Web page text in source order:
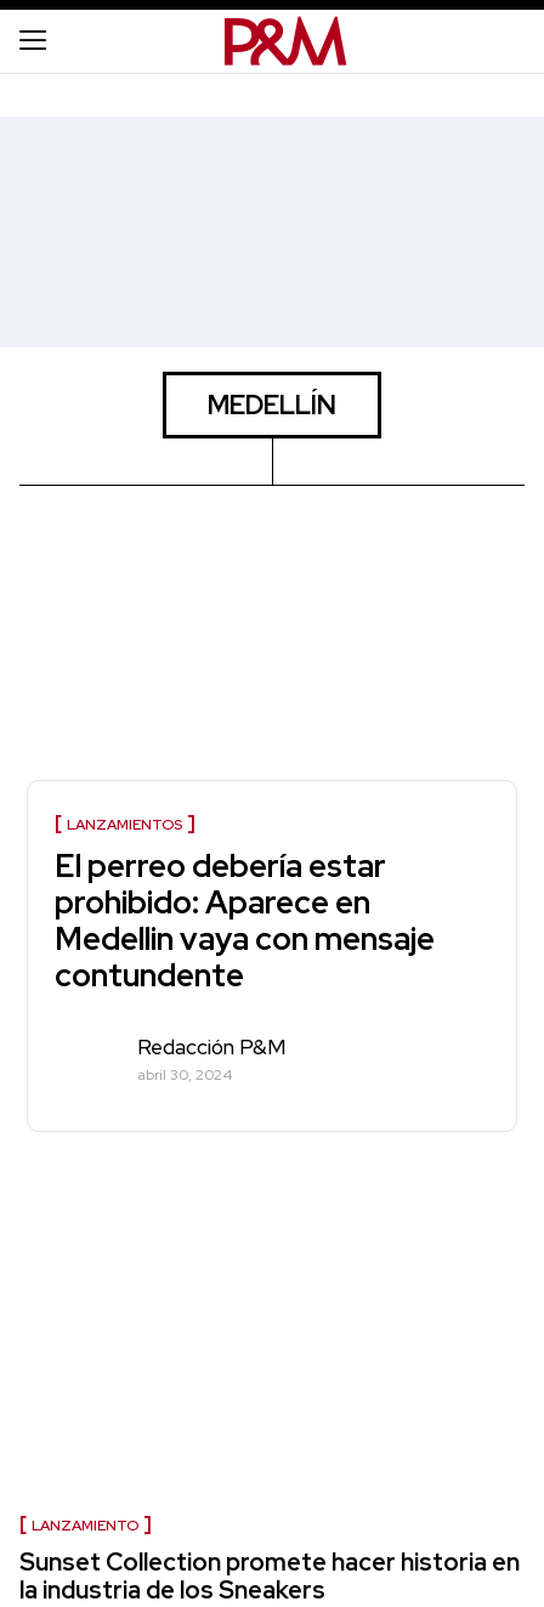
MEDELLÍN
LANZAMIENTOS
El perreo debería estar
prohibido: Aparece en
Medellin vaya con mensaje
contundente
Redacción P&M
abril 30, 2024
LANZAMIENTO
Sunset Collection promete hacer historia en
la industria de los Sneakers